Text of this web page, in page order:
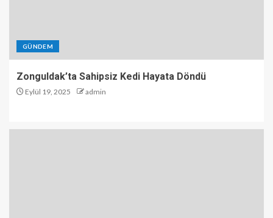
GÜNDEM
Zonguldak’ta Sahipsiz Kedi Hayata Döndü
Eylül 19, 2025 admin